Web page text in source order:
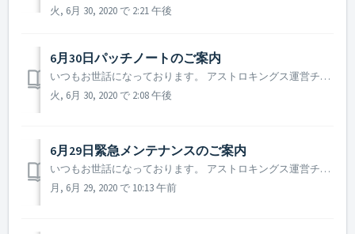
火, 6月 30, 2020 で 2:21 午後
6月30日パッチノートのご案内
いつもお世話になっております。 アストロキングス運営チームです。 本日（6月30日）に行われたパッチノートについてご案内致します。 ▶️ 6月30日パッチノートのご案内 - テネブリース戦闘ポイント獲得スコア変更 ※ テネブリース戦闘時、獲得できるポイント数値が全体的に調整され...
火, 6月 30, 2020 で 2:08 午後
6月29日緊急メンテナンスのご案内
いつもお世話になっております。 アストロキングス運営チームです。 本日(6月29日)に行われる緊急メンテナンスについてご案内致します。 ▶️ 6月29日緊急メンテナンスのご案内 - メンテナンス時間：2020年6月29日 10 : 30 ~ 13 : 30 (3時間) - メンテナン...
月, 6月 29, 2020 で 10:13 午前